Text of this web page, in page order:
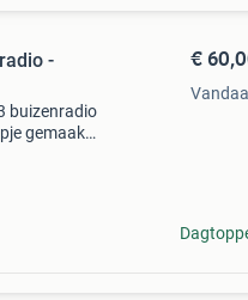
-
buizenradio
gemaakt
€